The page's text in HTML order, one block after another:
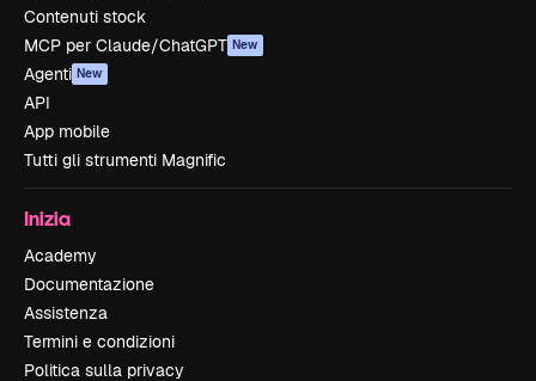
Contenuti stock
MCP per Claude/ChatGPT New
Agenti New
API
App mobile
Tutti gli strumenti Magnific
Inizia
Academy
Documentazione
Assistenza
Termini e condizioni
Politica sulla privacy